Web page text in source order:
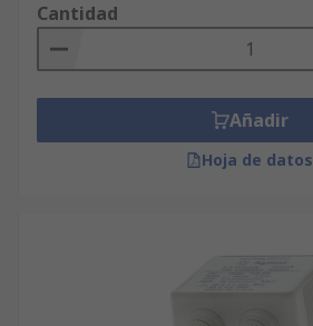
Cantidad
Añadir
Hoja de datos